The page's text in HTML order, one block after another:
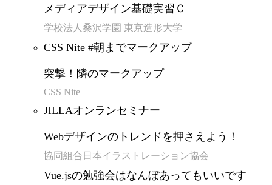
メディアデザイン基礎実習Ｃ
学校法人桑沢学園 東京造形大学
CSS Nite #朝までマークアップ
突撃！隣のマークアップ
CSS Nite
JILLAオンランセミナー
Webデザインのトレンドを押さえよう！
協同組合日本イラストレーション協会
Vue.jsの勉強会はなんぼあってもいいです